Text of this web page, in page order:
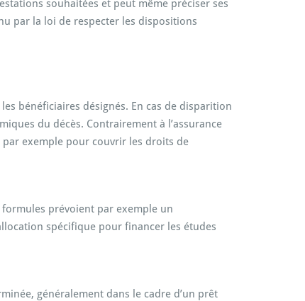
souhaitées et peut même préciser ses
par la loi de respecter les dispositions
bénéficiaires désignés. En cas de disparition
du décès. Contrairement à l’assurance
par exemple pour couvrir les droits de
formules prévoient par exemple un
spécifique pour financer les études
généralement dans le cadre d’un prêt